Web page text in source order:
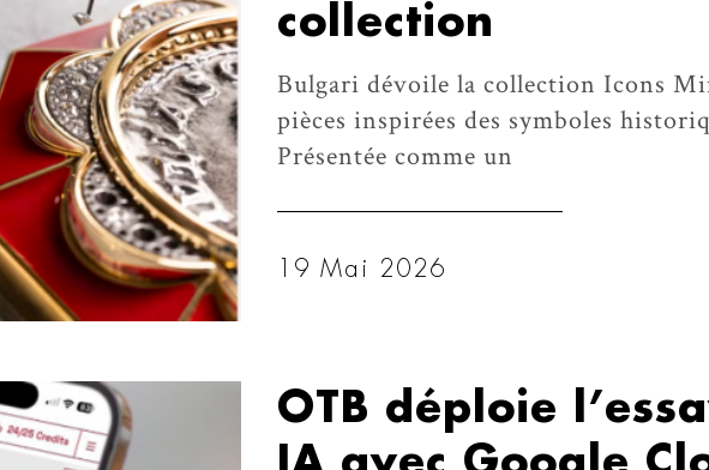
collection
Bulgari dévoile la collection Icons
pièces inspirées des symboles
Présentée comme un
19 Mai 2026
OTB déploie